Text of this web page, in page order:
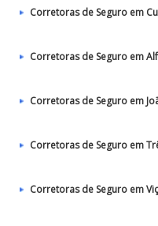
Corretoras de Seguro em
Corretoras de Seguro em
Corretoras de Seguro em
Corretoras de Seguro em
Corretoras de Seguro em